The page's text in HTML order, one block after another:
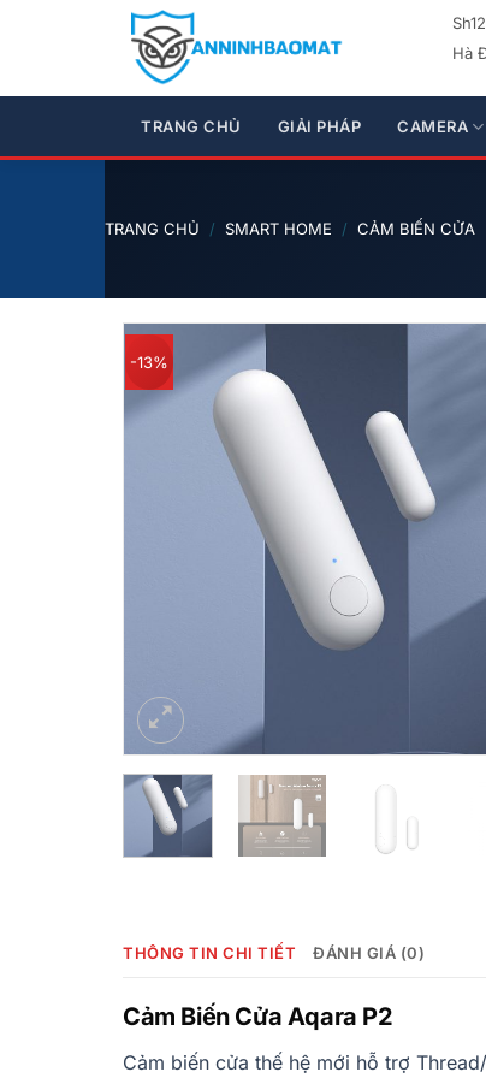
dung
Hà
TRANG CHỦ GIẢI PHÁP CAMERA
TRANG CHỦ / SMART HOME / CẢM BIẾN CỬA
-13%
THÔNG TIN CHI TIẾT ĐÁNH GIÁ (0)
Cảm Biến Cửa Aqara P2
Cảm biến cửa thế hệ mới hỗ trợ